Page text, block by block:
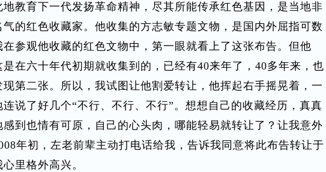
地教育下一代发扬革命精神，尽其所能传承红色基因，是当地非
气的红色收藏家。他收集的方志敏专题文物，是国内外屈指可数
在参观他收藏的红色文物中，第一眼就看上了这张布告。但他
是在六十年代初期就收集到的，已经有40来年了，40多年来，也
现第二张。所以，我试图让他割爱转让，他挥起右手摇晃着，一
连说了好几个“不行、不行、不行”。想想自己的收藏经历，真真
感到也情有可原，自己的心头肉，哪能轻易就转让了？让我意外
年初，左老前辈主动打电话给我，告诉我同意将此布告转让于
里格外高兴。